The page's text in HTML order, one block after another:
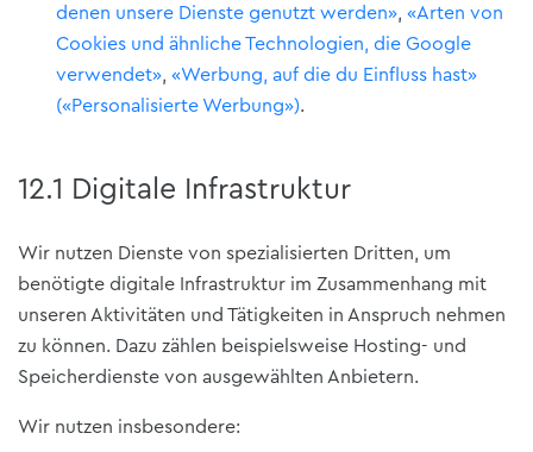
denen unsere Dienste genutzt werden», «Arten von
Cookies und ähnliche Technologien, die Google
verwendet», «Werbung, auf die du Einfluss hast»
(«Personalisierte Werbung»).
12.1 Digitale Infrastruktur
Wir nutzen Dienste von spezialisierten Dritten, um
benötigte digitale Infrastruktur im Zusammenhang mit
unseren Aktivitäten und Tätigkeiten in Anspruch nehmen
zu können. Dazu zählen beispielsweise Hosting- und
Speicherdienste von ausgewählten Anbietern.
Wir nutzen insbesondere: